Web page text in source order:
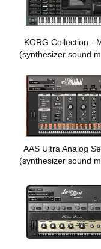
KORG Collection -
(synthesizer sound
AAS Ultra Analog
(synthesizer sound